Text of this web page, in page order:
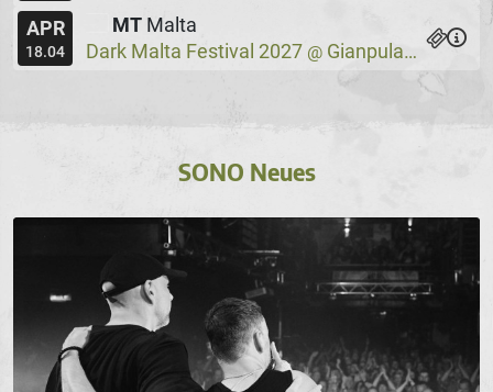
APR
18.04
MT Malta
Dark Malta Festival 2027 @ Gianpula Village
SONO Neues